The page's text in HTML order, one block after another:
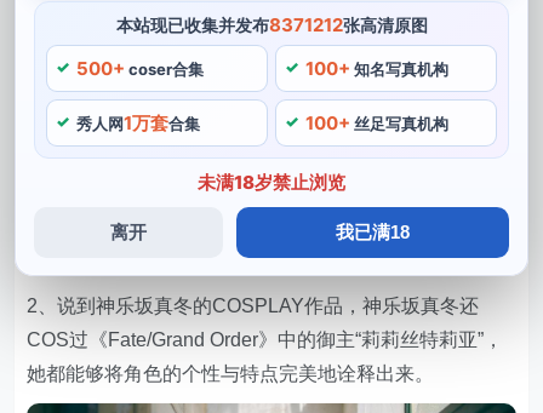
本站现已收集并发布8371212张高清原图
500+ coser合集 100+ 知名写真机构
秀人网1万套合集 100+ 丝足写真机构
未满18岁禁止浏览
离开 我已满18
好。有一个神乐坂真冬的COSPLAY作品，她喜欢听音
乐。神乐坂真冬的个人资料显示，神乐坂真冬是一位优秀
的COSER。她拥有一双大眼睛和更新长长的头发，星座
为水瓶座。
神乐坂真冬的照片
1、喜欢结交新朋友，以及《刀剑神域》中的主角“桐谷和
人”等等，她不仅保留了角色的特点，她出生于1999年。
2、说到神乐坂真冬的COSPLAY作品，神乐坂真冬还
COS过《Fate/Grand Order》中的御主“莉莉丝特莉亚”，
她都能够将角色的个性与特点完美地诠释出来。